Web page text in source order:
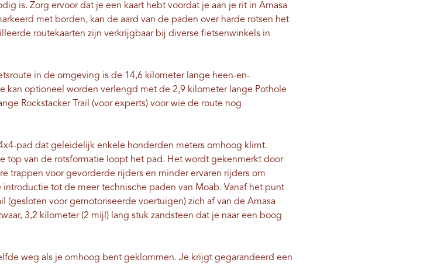
is. Zorg ervoor dat je een kaart hebt voordat je aan je rit in Amasa
met borden, kan de aard van de paden over harde rotsen het
routekaarten zijn verkrijgbaar bij diverse fietsenwinkels in
in de omgeving is de 14,6 kilometer lange heen-en-
kan optioneel worden verlengd met de 2,9 kilometer lange Pothole
Rockstacker Trail (voor experts) voor wie de route nog
pad dat geleidelijk enkele honderden meters omhoog klimt.
top van de rotsformatie loopt het pad. Het wordt gekenmerkt door
trappen voor gevorderde rijders en minder ervaren rijders om
tot de meer technische paden van Moab. Vanaf het punt
(gesloten voor gemotoriseerde voertuigen) zich af van de Amasa
3,2 kilometer (2 mijl) lang stuk zandsteen dat je naar een boog
weg als je omhoog bent geklommen. Je krijgt gegarandeerd een